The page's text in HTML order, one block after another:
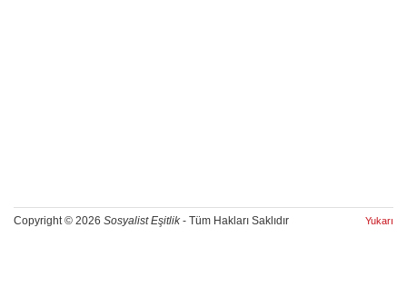
Copyright © 2026 Sosyalist Eşitlik- Tüm Hakları Saklıdır Yukarı